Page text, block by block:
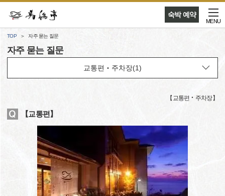
숙박 예약
MENU
TOP 자주 묻는 질문
자주 묻는 질문
【 교통편‧주차장】
【교통편】